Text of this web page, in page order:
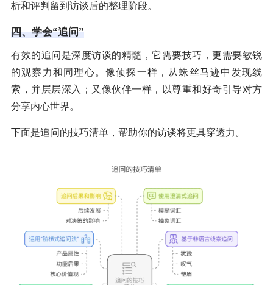
析和评判留到访谈后的整理阶段。
四、学会“追问”
有效的追问是深度访谈的精髓，它需要技巧，更需要敏锐
的观察力和同理心。像侦探一样，从蛛丝马迹中发现线
索，并层层深入；又像伙伴一样，以尊重和好奇引导对方
分享内心世界。
下面是追问的技巧清单，帮助你的访谈将更具穿透力。